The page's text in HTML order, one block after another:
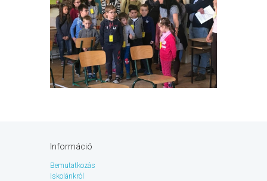
Információ
Bemutatkozás
Iskolánkról